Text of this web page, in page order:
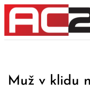
Skip
content
Muž v klidu